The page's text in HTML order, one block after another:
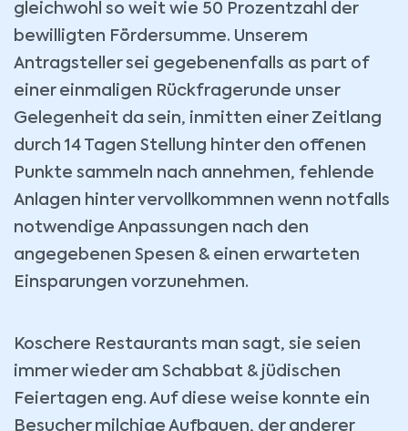
gleichwohl so weit wie 50 Prozentzahl der
bewilligten Fördersumme. Unserem
Antragsteller sei gegebenenfalls as part of
einer einmaligen Rückfragerunde unser
Gelegenheit da sein, inmitten einer Zeitlang
durch 14 Tagen Stellung hinter den offenen
Punkte sammeln nach annehmen, fehlende
Anlagen hinter vervollkommnen wenn notfalls
notwendige Anpassungen nach den
angegebenen Spesen & einen erwarteten
Einsparungen vorzunehmen.
Koschere Restaurants man sagt, sie seien
immer wieder am Schabbat & jüdischen
Feiertagen eng. Auf diese weise konnte ein
Besucher milchige Aufbauen, der anderer